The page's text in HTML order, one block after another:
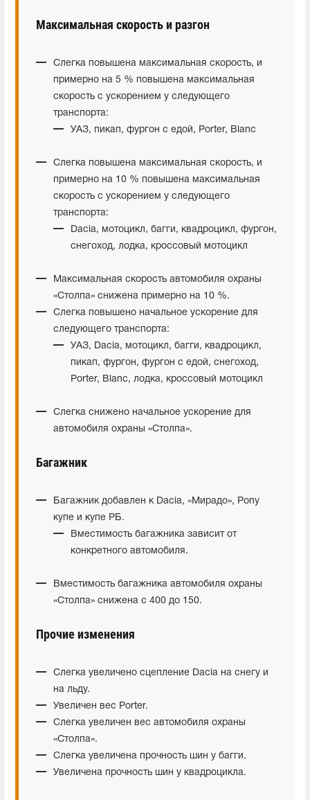
Максимальная скорость и разгон
Слегка повышена максимальная скорость, и
примерно на 5 % повышена максимальная
скорость с ускорением у следующего
транспорта:
УАЗ, пикап, фургон с едой, Porter, Blanc
Слегка повышена максимальная скорость, и
примерно на 10 % повышена максимальная
скорость с ускорением у следующего
транспорта:
Dacia, мотоцикл, багги, квадроцикл, фургон,
снегоход, лодка, кроссовый мотоцикл
Максимальная скорость автомобиля охраны
«Столпа» снижена примерно на 10 %.
Слегка повышено начальное ускорение для
следующего транспорта:
УАЗ, Dacia, мотоцикл, багги, квадроцикл,
пикап, фургон, фургон с едой, снегоход,
Porter, Blanc, лодка, кроссовый мотоцикл
Слегка снижено начальное ускорение для
автомобиля охраны «Столпа».
Багажник
Багажник добавлен к Dacia, «Мирадо», Pony
купе и купе РБ.
Вместимость багажника зависит от
конкретного автомобиля.
Вместимость багажника автомобиля охраны
«Столпа» снижена с 400 до 150.
Прочие изменения
Слегка увеличено сцепление Dacia на снегу и
на льду.
Увеличен вес Porter.
Слегка увеличен вес автомобиля охраны
«Столпа».
Слегка увеличена прочность шин у багги.
Увеличена прочность шин у квадроцикла.